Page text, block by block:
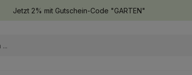
Jetzt 2% mit Gutschein-Code "GARTEN"